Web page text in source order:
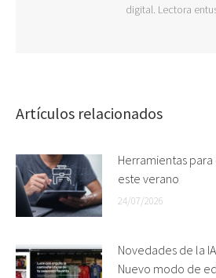
digital. Lectora
Artículos relacionados
Herramientas
este verano
24/07/2026
Novedades de la
Nuevo modo de